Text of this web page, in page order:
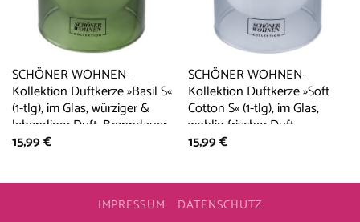
SCHÖNER WOHNEN-
Kollektion Duftkerze »Basil S«
(1-tlg), im Glas, würziger &
lebendiger Duft, Brenndauer
20 – 25 Stunden
15,99€
SCHÖNER WOHNEN-
Kollektion Duftkerze »Soft
Cotton S« (1-tlg), im Glas,
wohlig frischer Duft,
Brenndauer 20 – 25 Stunden
15,99€
IMPRESSUM DATENSCHUTZ